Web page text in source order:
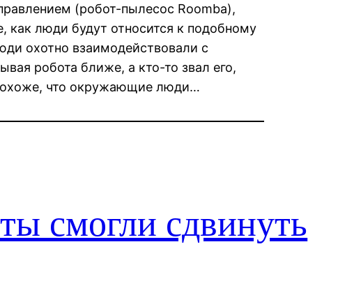
(робот-пылесос Roomba),
как люди будут относится к подобному
охотно взаимодействовали с
робота ближе, а кто-то звал его,
что окружающие люди…
смогли сдвинуть